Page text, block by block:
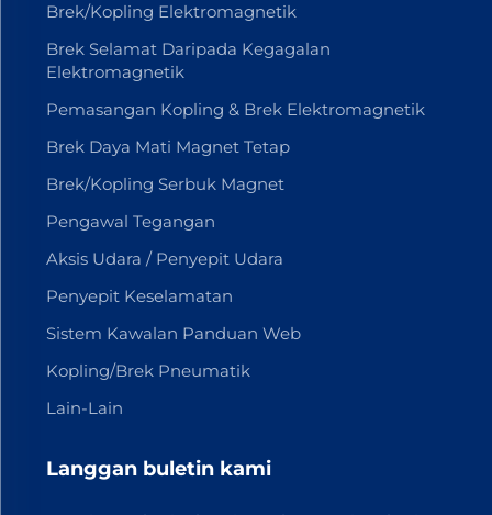
Brek/Kopling Elektromagnetik
Brek Selamat Daripada Kegagalan
Elektromagnetik
Pemasangan Kopling & Brek Elektromagnetik
Brek Daya Mati Magnet Tetap
Brek/Kopling Serbuk Magnet
Pengawal Tegangan
Aksis Udara / Penyepit Udara
Penyepit Keselamatan
Sistem Kawalan Panduan Web
Kopling/Brek Pneumatik
Lain-Lain
Langgan buletin kami